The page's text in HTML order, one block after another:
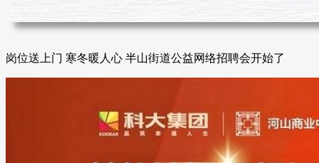
岗位送上门 寒冬暖人心 半山街道公益网络招聘会开始了